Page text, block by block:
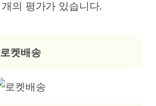
개의 평가가 있습니다.
로켓배송